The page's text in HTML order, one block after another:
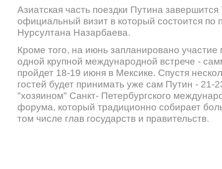
Азиатская часть поездки Путина
официальный визит в который состоится по
Нурсултана Назарбаева.
Кроме того, на июнь запланировано
одной крупной международной встрече -
пройдет 18-19 июня в Мексике. Спустя
гостей будет принимать уже сам Путин - 21-
"хозяином" Санкт- Петербургского
форума, который традиционно собирает
том числе глав государств и правительств.